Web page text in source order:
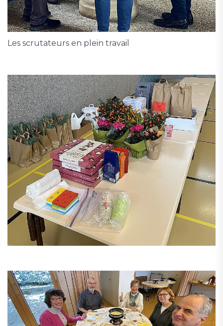
Les scrutateurs en plein travail